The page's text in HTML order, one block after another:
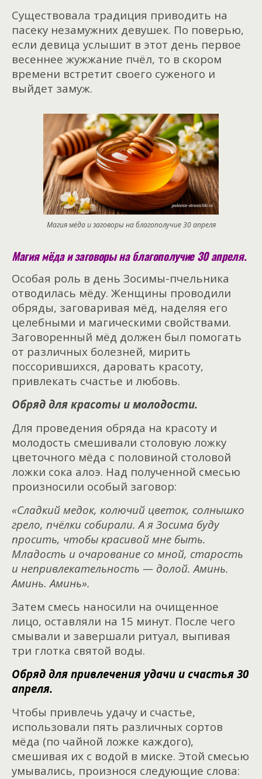
Существовала традиция приводить на
пасеку незамужних девушек. По поверью,
если девица услышит в этот день первое
весеннее жужжание пчёл, то в скором
времени встретит своего суженого и
выйдет замуж.
Магия мёда и заговоры на благополучие 30 апреля
Магия мёда и заговоры на благополучие 30 апреля.
Особая роль в день Зосимы-пчельника
отводилась мёду. Женщины проводили
обряды, заговаривая мёд, наделяя его
целебными и магическими свойствами.
Заговоренный мёд должен был помогать
от различных болезней, мирить
поссорившихся, даровать красоту,
привлекать счастье и любовь.
Обряд для красоты и молодости.
Для проведения обряда на красоту и
молодость смешивали столовую ложку
цветочного мёда с половиной столовой
ложки сока алоэ. Над полученной смесью
произносили особый заговор:
«Сладкий медок, колючий цветок, солнышко
грело, пчёлки собирали.А я Зосима буду
просить, чтобы красивой мне быть.
Младость и очарование со мной, старость
и непривлекательность — долой.Аминь.
Аминь. Аминь».
Затем смесь наносили на очищенное
лицо, оставляли на 15 минут. После чего
смывали и завершали ритуал, выпивая
три глотка святой воды.
Обряд для привлечения удачи и счастья 30
апреля.
Чтобы привлечь удачу и счастье,
использовали пять различных сортов
мёда (по чайной ложке каждого),
смешивая их с водой в миске. Этой смесью
умывались, произнося следующие слова: